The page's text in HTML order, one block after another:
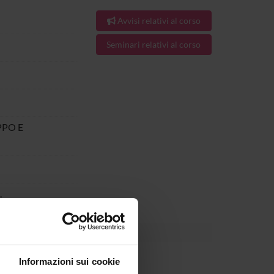
Informazioni sui cookie
E
Avvisi relativi al corso
Seminari relativi al corso